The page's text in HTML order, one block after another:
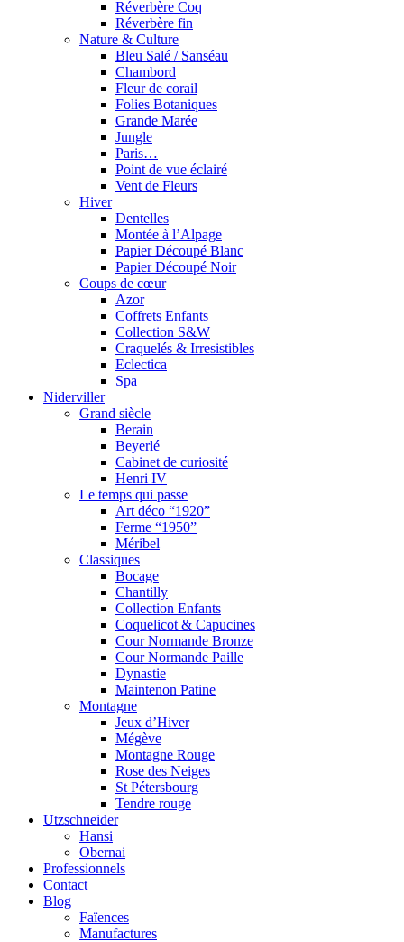
Réverbère Coq
Réverbère fin
Nature & Culture
Bleu Salé / Sanséau
Chambord
Fleur de corail
Folies Botaniques
Grande Marée
Jungle
Paris…
Point de vue éclairé
Vent de Fleurs
Hiver
Dentelles
Montée à l’Alpage
Papier Découpé Blanc
Papier Découpé Noir
Coups de cœur
Azor
Coffrets Enfants
Collection S&W
Craquelés & Irresistibles
Eclectica
Spa
Niderviller
Grand siècle
Berain
Beyerlé
Cabinet de curiosité
Henri IV
Le temps qui passe
Art déco “1920”
Ferme “1950”
Méribel
Classiques
Bocage
Chantilly
Collection Enfants
Coquelicot & Capucines
Cour Normande Bronze
Cour Normande Paille
Dynastie
Maintenon Patine
Montagne
Jeux d’Hiver
Mégève
Montagne Rouge
Rose des Neiges
St Pétersbourg
Tendre rouge
Utzschneider
Hansi
Obernai
Professionnels
Contact
Blog
Faïences
Manufactures